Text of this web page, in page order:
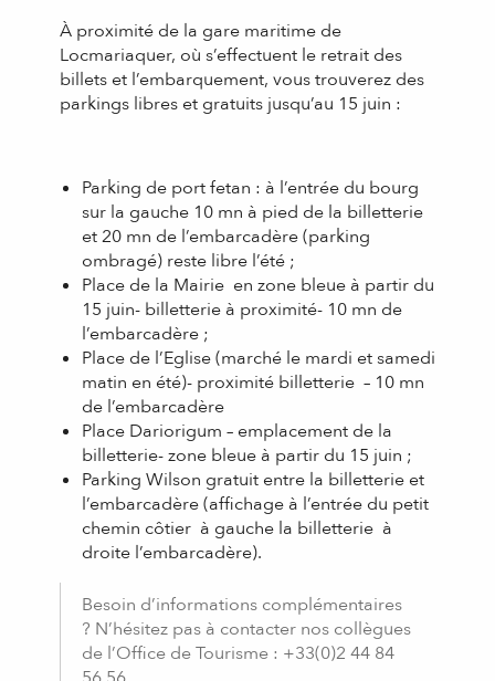
À proximité de la gare maritime de
Locmariaquer, où s’effectuent le retrait des
billets et l’embarquement, vous trouverez des
parkings libres et gratuits jusqu’au 15 juin :
Parking de port fetan : à l’entrée du bourg
sur la gauche 10 mn à pied de la billetterie
et 20 mn de l’embarcadère (parking
ombragé) reste libre l’été ;
Place de la Mairie en zone bleue à partir du
15 juin- billetterie à proximité- 10 mn de
l’embarcadère ;
Place de l’Eglise (marché le mardi et samedi
matin en été)- proximité billetterie – 10 mn
de l’embarcadère
Place Dariorigum – emplacement de la
billetterie- zone bleue à partir du 15 juin ;
Parking Wilson gratuit entre la billetterie et
l’embarcadère (affichage à l’entrée du petit
chemin côtier à gauche la billetterie à
droite l’embarcadère).
Besoin d’informations complémentaires
? N’hésitez pas à contacter nos collègues
de l’Office de Tourisme : +33(0)2 44 84